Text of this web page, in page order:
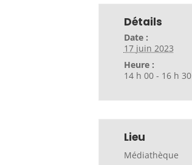
Détails
Date :
17 juin 2023
Heure :
14 h 00 - 16 h 30
Lieu
Médiathèque